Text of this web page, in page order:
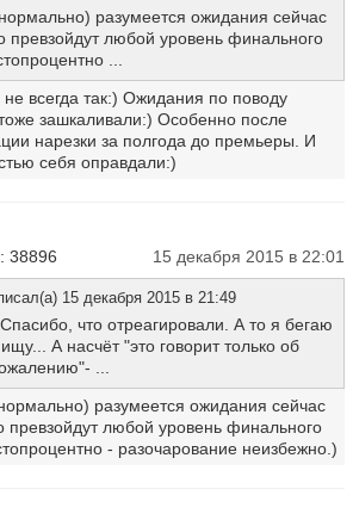
разумеется ожидания сейчас
превзойдут любой уровень финального
...
не всегда так:) Ожидания по поводу
зашкаливали:) Особенно после
нарезки за полгода до премьеры. И
себя оправдали:)
38896 15 декабря 2015 в 22:01
15 декабря 2015 в 21:49
что отреагировали. А то я бегаю
А насчёт "это говорит только об
...
разумеется ожидания сейчас
превзойдут любой уровень финального
- разочарование неизбежно.)